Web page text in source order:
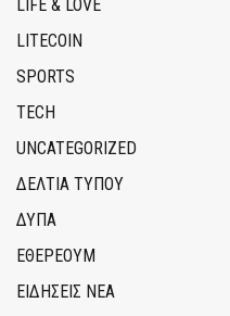
LIFE & LOVE
LITECOIN
SPORTS
TECH
UNCATEGORIZED
ΔΕΛΤΙΑ ΤΥΠΟΥ
ΔΥΠΑ
ΕΘΈΡΕΟΥΜ
ΕΙΔΗΣΕΙΣ ΝΕΑ